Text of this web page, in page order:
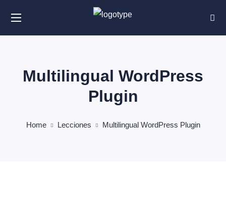
Multilingual WordPress
Plugin
Home Lecciones Multilingual WordPress Plugin